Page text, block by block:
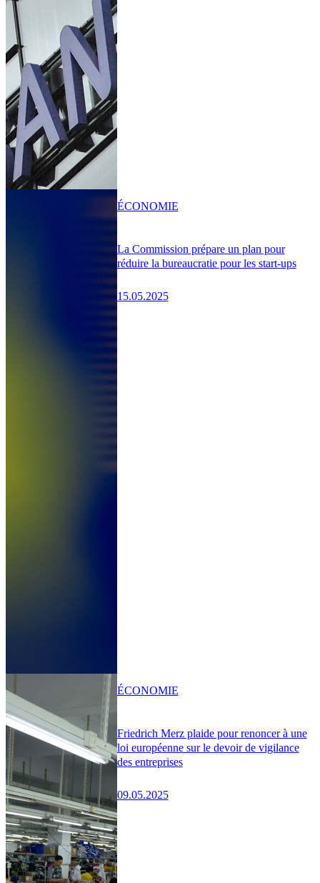
La Commission prépare un plan pour
réduire la bureaucratie pour les start-ups
15.05.2025
ÉCONOMIE
Friedrich Merz plaide pour renoncer à une
loi européenne sur le devoir de vigilance
des entreprises
09.05.2025
ÉCONOMIE